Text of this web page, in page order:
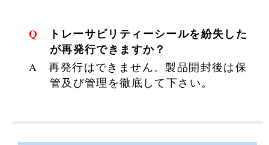
Q トレーサビリティーシールを紛失した
が再発行できますか？
A 再発行はできません。製品開封後は保
管及び管理を徹底して下さい。